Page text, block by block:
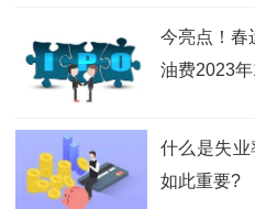
今亮点！春
油费2023
什么是失
如此重要?